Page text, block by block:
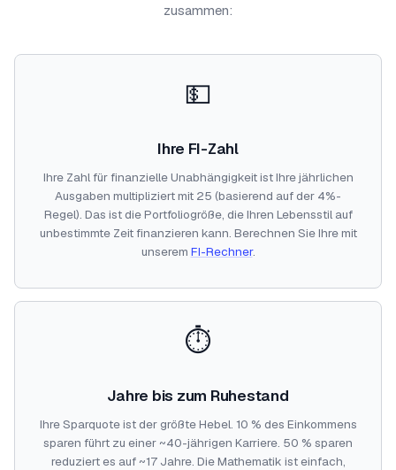
zusammen:
💵
Ihre FI-Zahl
Ihre Zahl für finanzielle Unabhängigkeit ist Ihre jährlichen
Ausgaben multipliziert mit 25 (basierend auf der 4%-
Regel). Das ist die Portfoliogröße, die Ihren Lebensstil auf
unbestimmte Zeit finanzieren kann. Berechnen Sie Ihre mit
unserem FI-Rechner.
⏱️
Jahre bis zum Ruhestand
Ihre Sparquote ist der größte Hebel. 10 % des Einkommens
sparen führt zu einer ~40-jährigen Karriere. 50 % sparen
reduziert es auf ~17 Jahre. Die Mathematik ist einfach,